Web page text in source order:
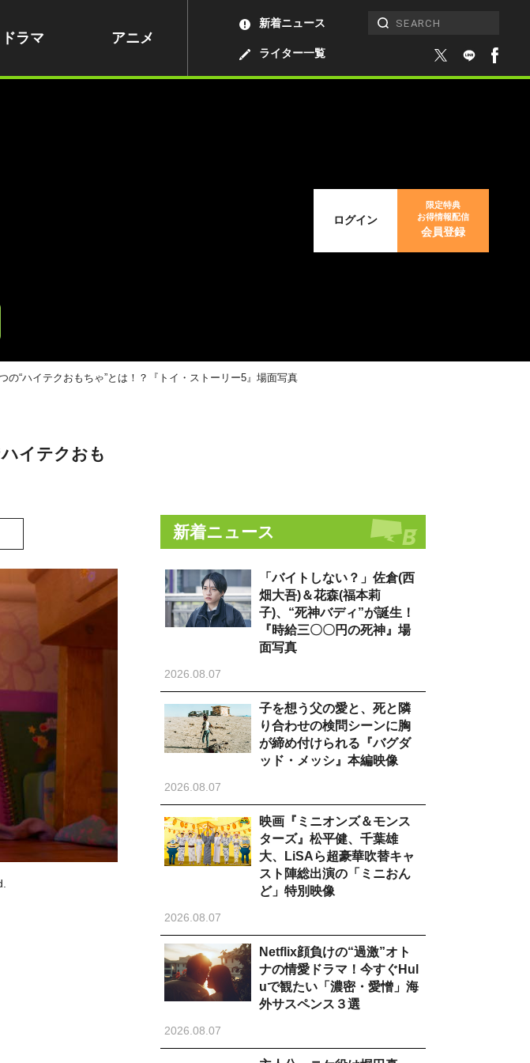
ドラマ アニメ
ライター一覧
新着ニュース
ログイン
限定特典
お得情報配信
会員登録
“ハイテクおもちゃ”とは！？『トイ・ストーリー5』場面写真
イテクおも
新着ニュース
「バイトしない？」佐倉(西
畑大吾)＆花森(福本莉
子)、“死神バディ”が誕生！
『時給三〇〇円の死神』場
面写真
2026.08.07
子を想う父の愛と、死と隣
り合わせの検問シーンに胸
が締め付けられる『バグダ
ッド・メッシ』本編映像
2026.08.07
映画『ミニオンズ＆モンス
ターズ』松平健、千葉雄
大、LiSAら超豪華吹替キャ
スト陣総出演の「ミニおん
ど」特別映像
2026.08.07
Netflix顔負けの“過激”オト
ナの情愛ドラマ！今すぐHul
uで観たい「濃密・愛憎」海
外サスペンス３選
2026.08.07